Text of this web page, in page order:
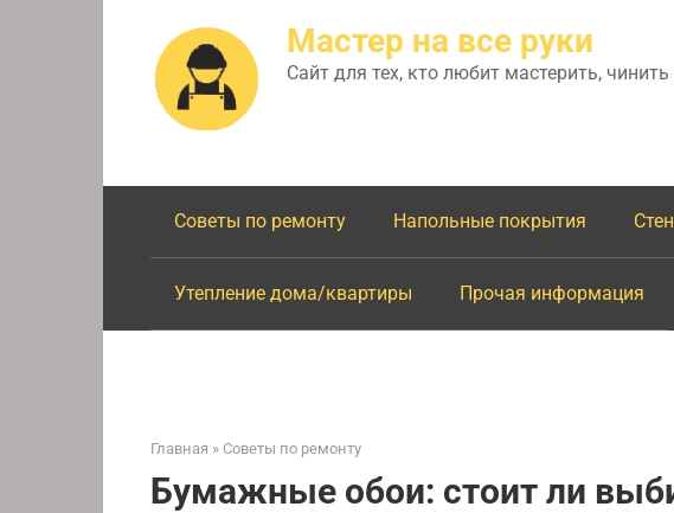
Мастер на все руки
Сайт для тех, кто любит мастерить,
Советы по ремонту Напольные покрытия
Утепление дома/квартиры Прочая информация
Главная » Советы по ремонту
Бумажные обои: стоит ли